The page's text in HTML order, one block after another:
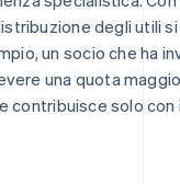
degli utili
un socio che ha
una quota
contribuisce solo con